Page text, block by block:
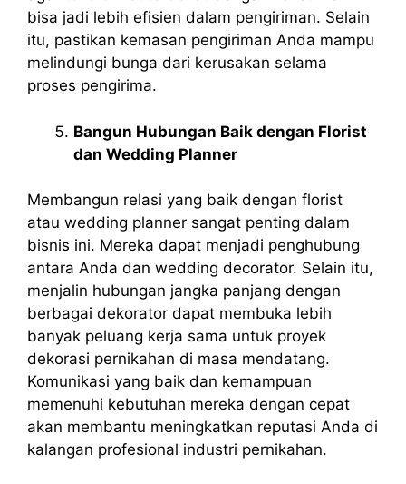
bisa jadi lebih efisien dalam pengiriman. Selain
itu, pastikan kemasan pengiriman Anda mampu
melindungi bunga dari kerusakan selama
proses pengirima.
Bangun Hubungan Baik dengan Florist
dan Wedding Planner
Membangun relasi yang baik dengan florist
atau wedding planner sangat penting dalam
bisnis ini. Mereka dapat menjadi penghubung
antara Anda dan wedding decorator. Selain itu,
menjalin hubungan jangka panjang dengan
berbagai dekorator dapat membuka lebih
banyak peluang kerja sama untuk proyek
dekorasi pernikahan di masa mendatang.
Komunikasi yang baik dan kemampuan
memenuhi kebutuhan mereka dengan cepat
akan membantu meningkatkan reputasi Anda di
kalangan profesional industri pernikahan.